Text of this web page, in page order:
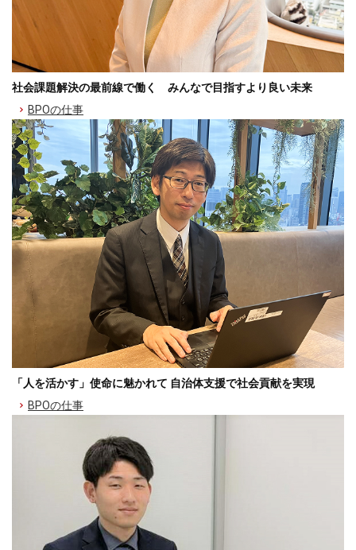
社会課題解決の最前線で働く みんなで目指すより良い未来
BPOの仕事
「人を活かす」使命に魅かれて 自治体支援で社会貢献を実現
BPOの仕事